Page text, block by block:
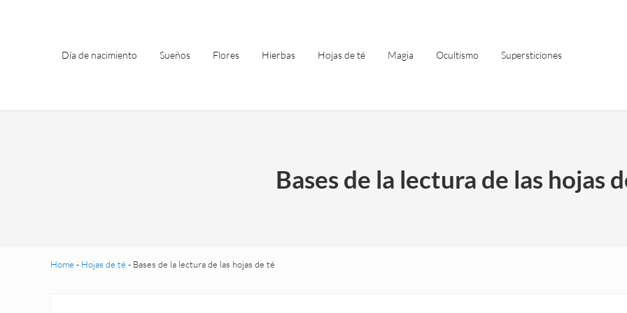
Día de nacimiento Sueños Flores Hierbas Hojas de té Magia Ocultismo Supersticiones
Bases de la lectura de las hojas
Home - Hojas de té - Bases de la lectura de las hojas de té